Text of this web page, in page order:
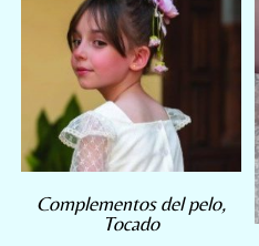
Complementos del pelo,
Tocado